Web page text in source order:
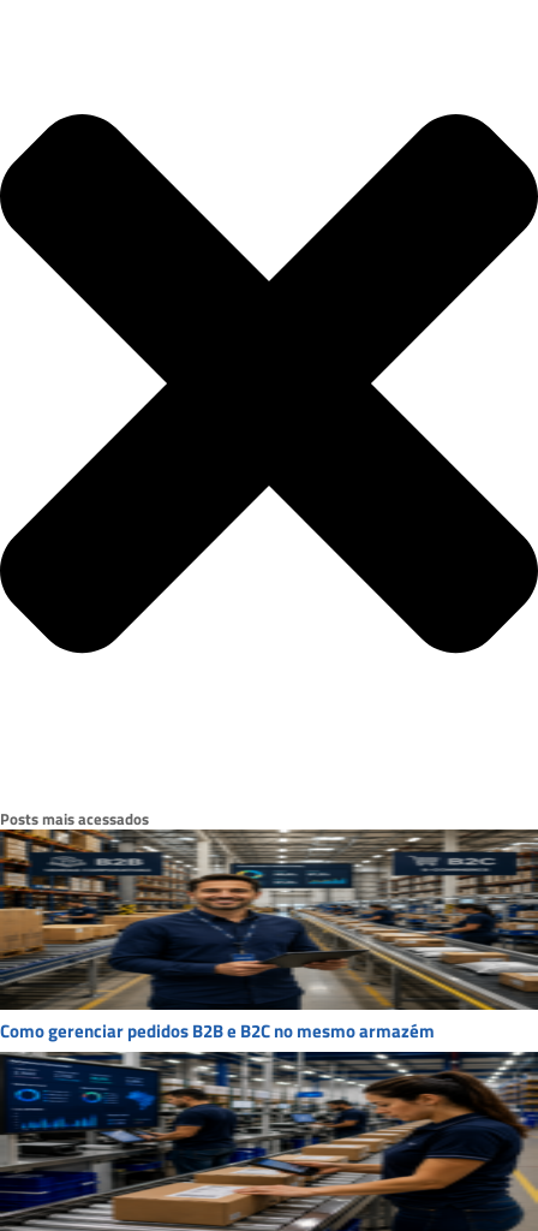
Posts mais acessados
Como gerenciar pedidos B2B e B2C no mesmo armazém